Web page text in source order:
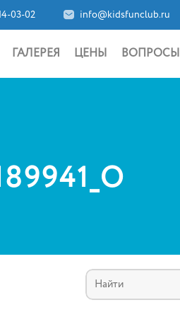
03-02 info@kidsfunclub.ru
ГАЛЕРЕЯ ЦЕНЫ ВОПРОСЫ